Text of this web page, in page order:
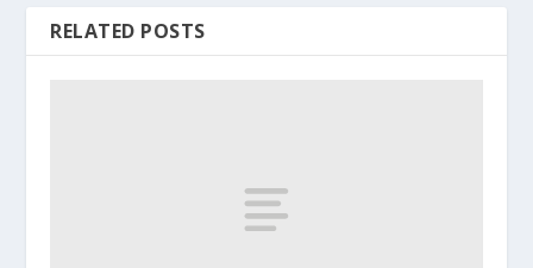
RELATED POSTS